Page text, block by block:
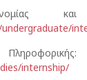
και
internship/